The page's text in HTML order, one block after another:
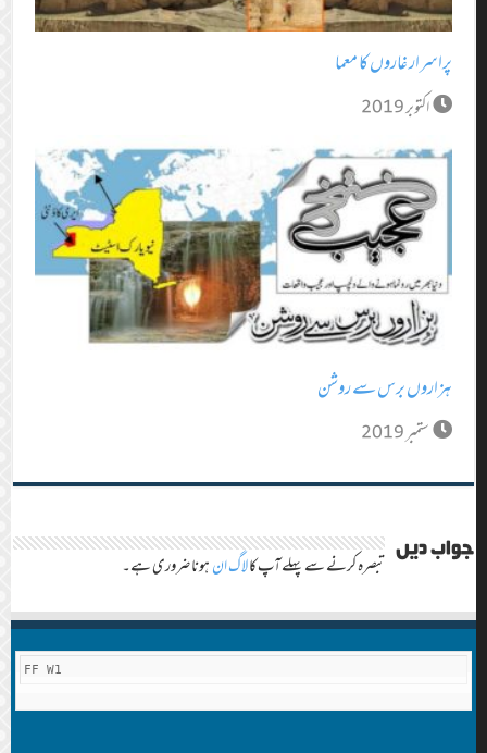
پراسرار غاروں کا معما
اکتوبر 2019
ہزاروں برس سے روشن
ستمبر 2019
جواب دیں تبصرہ کرنے سے پہلے آپ کالاگ انہونا ضروری ہے۔
FF W1